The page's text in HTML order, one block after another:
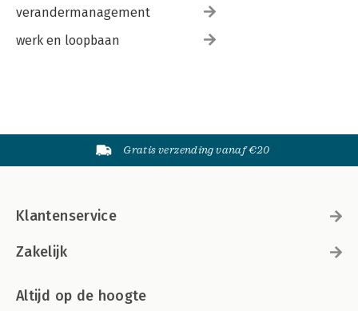
verandermanagement
werk en loopbaan
Gratis verzending vanaf €20
Klantenservice
Zakelijk
Altijd op de hoogte